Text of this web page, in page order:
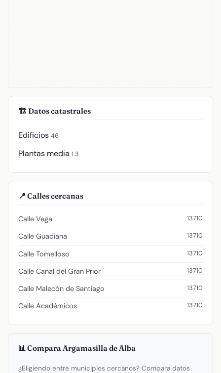
🏗️ Datos catastrales
Edificios 46
Plantas media 1.3
📍 Calles cercanas
Calle Vega 13710
Calle Guadiana 13710
Calle Tomelloso 13710
Calle Canal del Gran Prior 13710
Calle Malecón de Santiago 13710
Calle Académicos 13710
📊 Compara Argamasilla de Alba
¿Eligiendo entre municipios cercanos? Compara datos